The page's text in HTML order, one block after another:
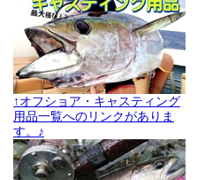
↑オフショア・キャスティング
用品一覧へのリンクがありま
す。♪